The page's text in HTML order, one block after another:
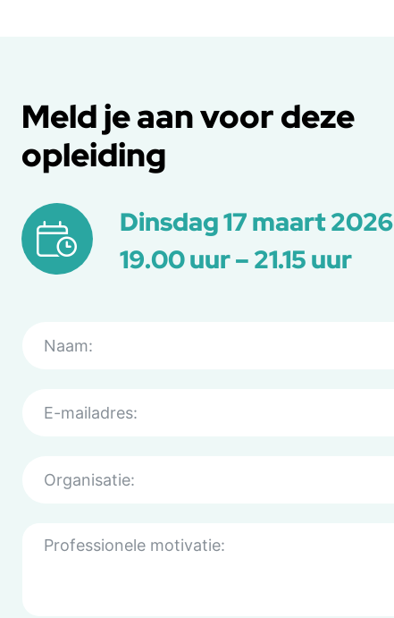
Meld je aan voor deze
opleiding
Dinsdag 17 maart 2026
19.00 uur – 21.15 uur